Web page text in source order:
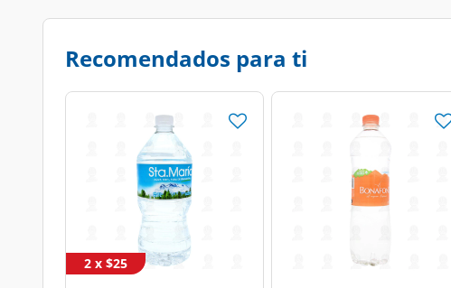
Recomendados para ti
2 x $25